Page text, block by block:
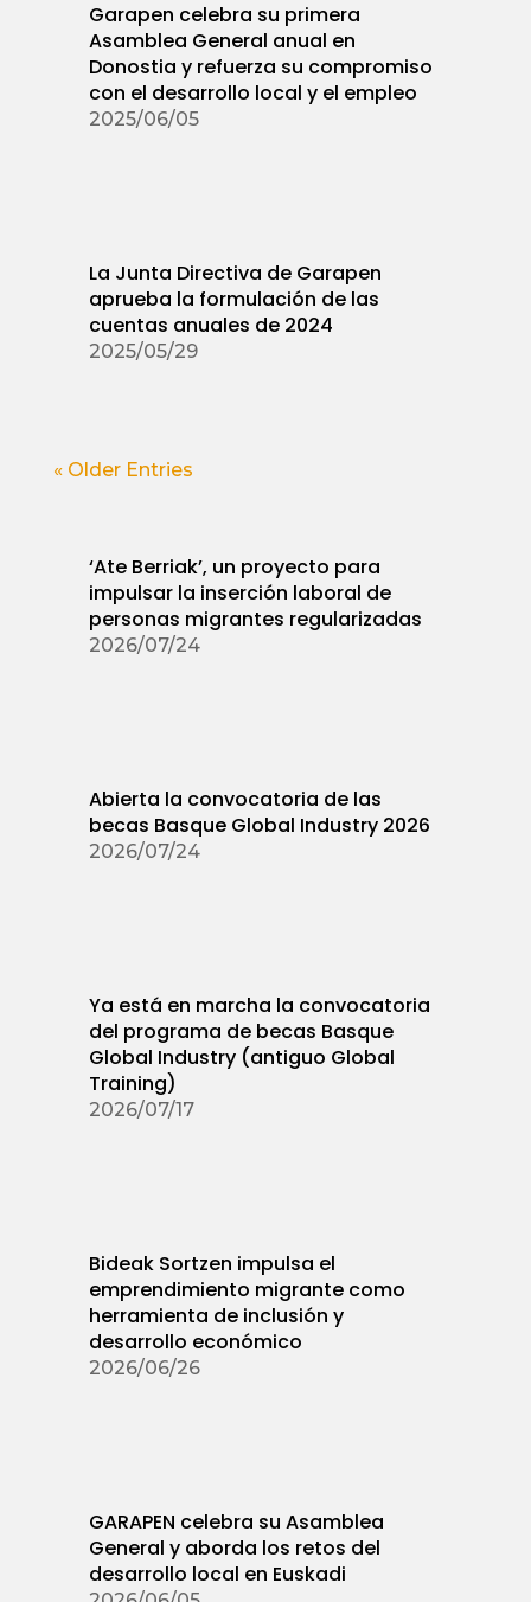
Garapen celebra su primera
Asamblea General anual en
Donostia y refuerza su compromiso
con el desarrollo local y el empleo
2025/06/05
La Junta Directiva de Garapen
aprueba la formulación de las
cuentas anuales de 2024
2025/05/29
« Older Entries
‘Ate Berriak’, un proyecto para
impulsar la inserción laboral de
personas migrantes regularizadas
2026/07/24
Abierta la convocatoria de las
becas Basque Global Industry 2026
2026/07/24
Ya está en marcha la convocatoria
del programa de becas Basque
Global Industry (antiguo Global
Training)
2026/07/17
Bideak Sortzen impulsa el
emprendimiento migrante como
herramienta de inclusión y
desarrollo económico
2026/06/26
GARAPEN celebra su Asamblea
General y aborda los retos del
desarrollo local en Euskadi